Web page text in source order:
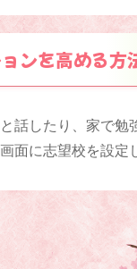
ンを高める方
話したり、家で勉
面に志望校を設定